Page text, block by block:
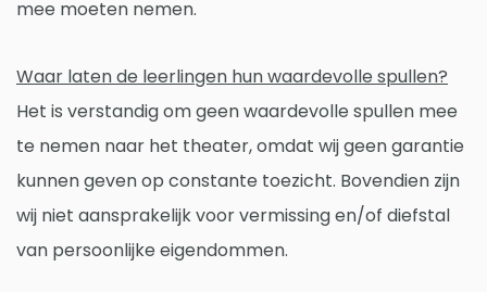
mee moeten nemen.
Waar laten de leerlingen hun waardevolle spullen?
Het is verstandig om geen waardevolle spullen mee
te nemen naar het theater, omdat wij geen garantie
kunnen geven op constante toezicht. Bovendien zijn
wij niet aansprakelijk voor vermissing en/of diefstal
van persoonlijke eigendommen.